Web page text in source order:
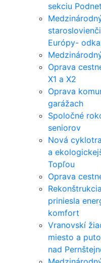
sekciu
Európy-
Oprava
X1 a X2
Oprava
garážach
Spoločné
seniorov
Nová
a
Topľou
Oprava
priniesla
komfort
Vranovskí
miesto a
nad